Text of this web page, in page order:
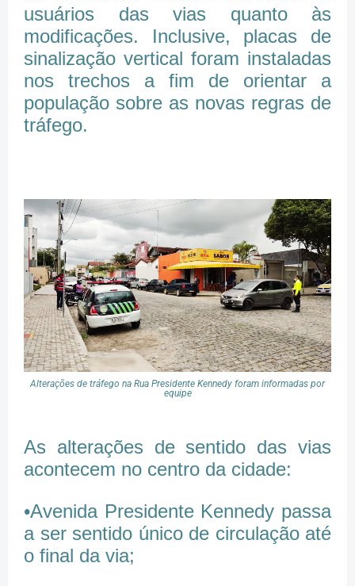
usuários das vias quanto às
modificações. Inclusive, placas de
sinalização vertical foram instaladas
nos trechos a fim de orientar a
população sobre as novas regras de
tráfego.
Alterações de tráfego na Rua Presidente Kennedy foram informadas por
equipe
As alterações de sentido das vias
acontecem no centro da cidade:
•Avenida Presidente Kennedy passa
a ser sentido único de circulação até
o final da via;